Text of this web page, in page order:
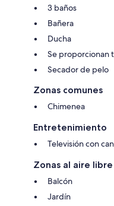
3 baños
Bañera
Ducha
Se proporcionan
Secador de pelo
Zonas comunes
Chimenea
Entretenimiento
Televisión con
Zonas al aire libre
Balcón
Jardín